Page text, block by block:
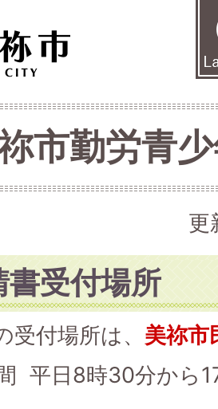
市勤労青
更
書受付場所
受付場所は、 美祢市
平日8時30分から